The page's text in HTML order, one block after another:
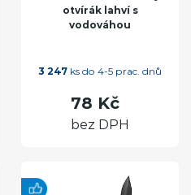
otvírák lahví s
vodováhou
3 247 ks do 4-5 prac. dnů
78 Kč
bez DPH